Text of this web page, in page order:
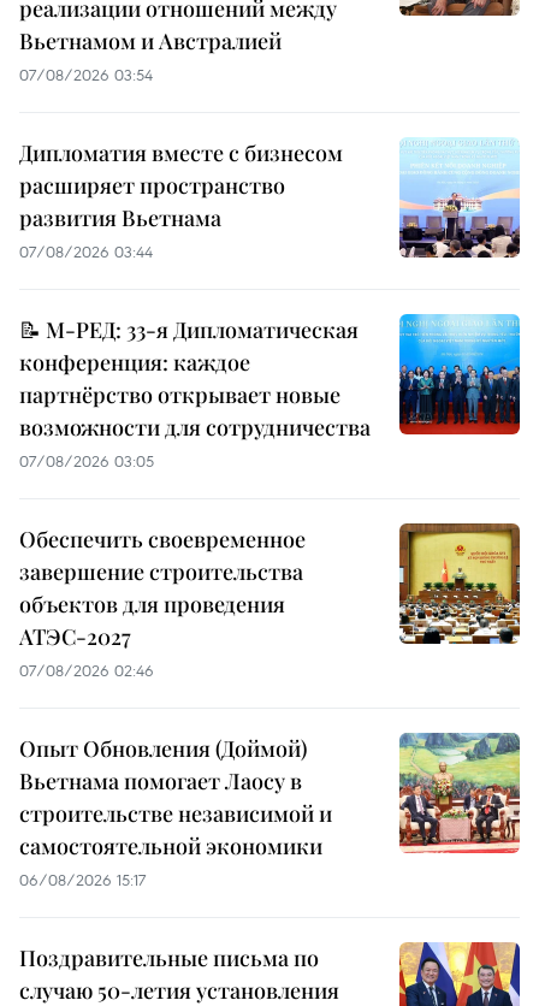
реализации отношений между
Вьетнамом и Австралией
07/08/2026 03:54
Дипломатия вместе с бизнесом
расширяет пространство
развития Вьетнама
07/08/2026 03:44
📝 М-РЕД: 33-я Дипломатическая
конференция: каждое
партнёрство открывает новые
возможности для сотрудничества
07/08/2026 03:05
Обеспечить своевременное
завершение строительства
объектов для проведения
АТЭС-2027
07/08/2026 02:46
Опыт Обновления (Доймой)
Вьетнама помогает Лаосу в
строительстве независимой и
самостоятельной экономики
06/08/2026 15:17
Поздравительные письма по
случаю 50-летия установления